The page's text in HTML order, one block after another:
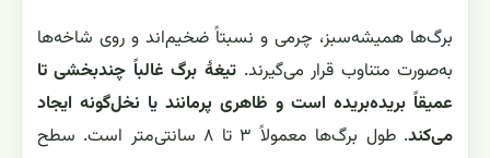
برگ‌ها همیشه‌سبز، چرمی و نسبتاً ضخیم‌اند و روی شاخه‌ها
به‌صورت متناوب قرار می‌گیرند. تیغۀ برگ غالباً چندبخشی تا
عمیقاً برید‌ه‌برید‌ه است و ظاهری پرمانند یا نخل‌گونه ایجاد
می‌کند
. طول برگ‌ها معمولاً ۳ تا ۸ سانتی‌متر است. سطح